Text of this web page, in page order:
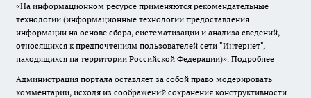
«На информационном ресурсе применяются рекомендательные
технологии (информационные технологии предоставления
информации на основе сбора, систематизации и анализа сведений,
относящихся к предпочтениям пользователей сети "Интернет",
находящихся на территории Российской Федерации)». Подробнее
Администрация портала оставляет за собой право модерировать
комментарии, исходя из соображений сохранения конструктивности